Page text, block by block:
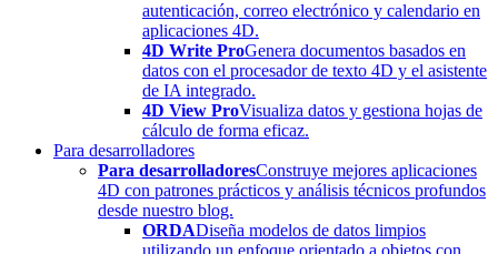
autenticación, correo electrónico y calendario en
aplicaciones 4D.
4D Write ProGenera documentos basados en
datos con el procesador de texto 4D y el asistente
de IA integrado.
4D View ProVisualiza datos y gestiona hojas de
cálculo de forma eficaz.
Para desarrolladores
Para desarrolladoresConstruye mejores aplicaciones
4D con patrones prácticos y análisis técnicos profundos
desde nuestro blog.
ORDADiseña modelos de datos limpios
utilizando un enfoque orientado a objetos con